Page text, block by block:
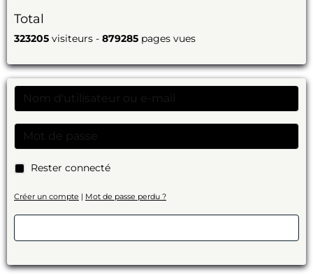
Total
323205 visiteurs - 879285 pages vues
Rester connecté
Créer un compte | Mot de passe perdu ?